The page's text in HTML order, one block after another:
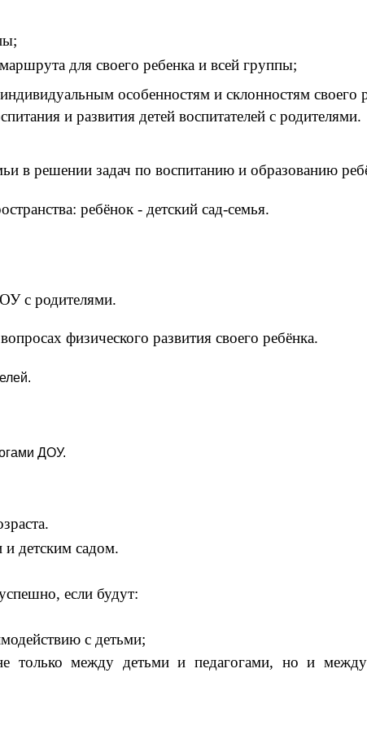
для своего ребенка и всей группы;
особенностям и склонностям своего
и развития детей воспитателей с родителями.
в решении задач по воспитанию и образованию
ребёнок - детский сад-семья.
с родителями.
физического развития своего ребёнка.
ДОУ.
детей
детским садом.
если будут:
с детьми;
только между детьми и педагогами, но и